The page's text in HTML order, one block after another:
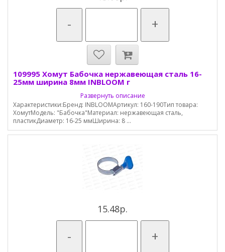
- +
109995 Хомут Бабочка нержавеющая сталь 16-
25мм ширина 8мм INBLOOM г
Развернуть описание
Характеристики:Бренд: INBLOOMАртикул: 160-190Тип товара:
ХомутМодель: "Бабочка"Материал: нержавеющая сталь,
пластикДиаметр: 16-25 ммШирина: 8 ...
15.48р.
- +